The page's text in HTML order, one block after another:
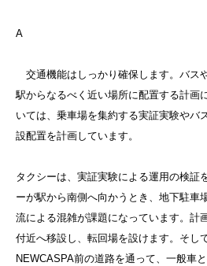
A
交通機能はしっかり確保します。バス
駅からなるべく近い場所に配置する計画
いては、乗車場を集約する実証実験やバ
設配置を計画しています。
タクシーは、実証実験による運用の検証
ーが駅から南側へ向かうとき、地下駐車
流による混雑が課題になっています。計
付近へ移設し、転回場を設けます。そし
NEWCASPA前の道路を通って、一般車